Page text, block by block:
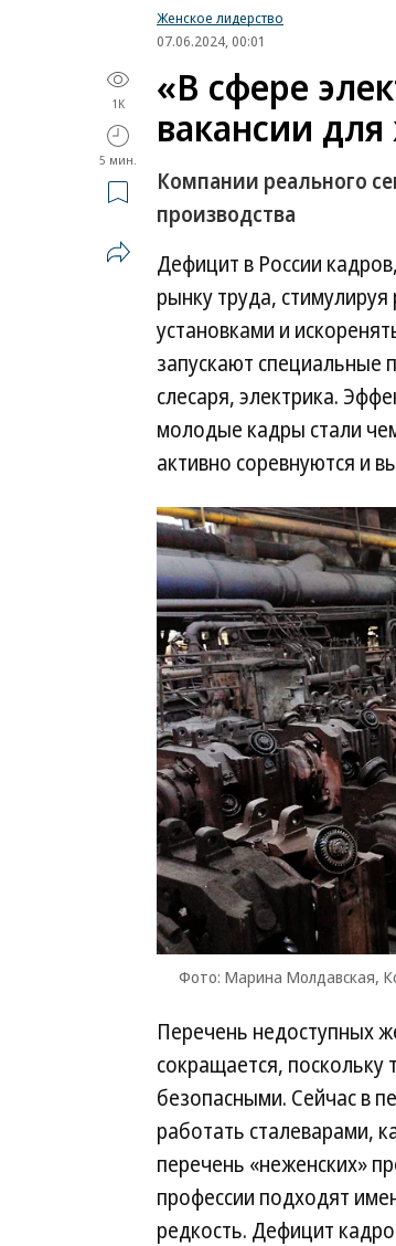
Женское лидерство
07.06.2024, 00:01
1K
5 мин.
«В сфере
вакансии
Компании реального
производства
Дефицит в России
рынку труда,
установками и
запускают специальные
слесаря, электрика.
молодые кадры стали
активно соревнуются и
Фото: Марина Молдавская,
Перечень недоступных
сокращается, поскольку
безопасными. Сейчас в
работать сталеварами,
перечень «неженских»
профессии подходят
редкость. Дефицит